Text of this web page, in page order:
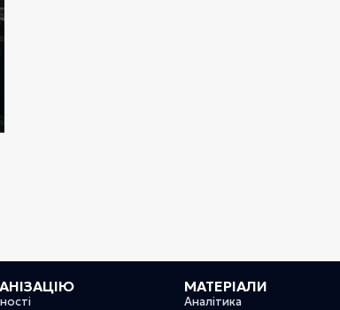
МАТЕРІАЛИ
Аналітика